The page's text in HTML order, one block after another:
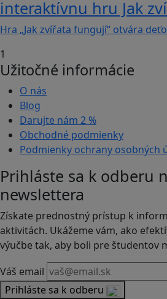
interaktívnu hru Jak
Hra „Jak zvířata fungují“ otvára
1
Užitočné informácie
O nás
Blog
Darujte nám 2 %
Obchodné podmienky
Podmienky ochrany osobných
Prihláste sa k odberu
newslettera
Získate prednostný prístup k
aktivitách. Ukážeme vám, ako
výučbe tak, aby boli pre študentov
Váš email
Prihláste sa k odberu